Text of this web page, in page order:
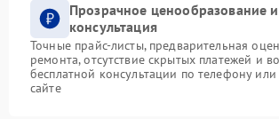
Прозрачное ценообразование
консультация
Точные прайс-листы, предварительная
ремонта, отсутствие скрытых платежей и
бесплатной консультации по телефону
сайте